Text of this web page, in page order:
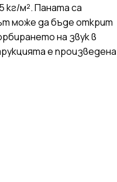
кг/м². Паната са
може да бъде открит
на звук в
е произведена